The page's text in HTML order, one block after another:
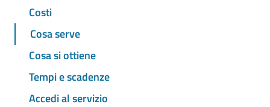
Costi
Cosa serve
Cosa si ottiene
Tempi e scadenze
Accedi al servizio